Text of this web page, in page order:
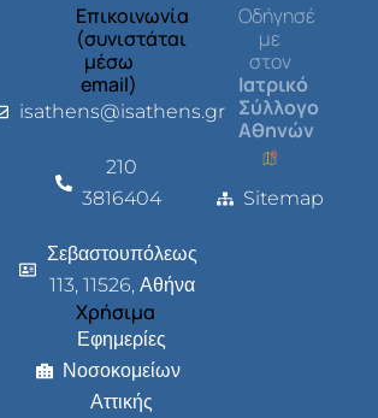
Επικοινωνία
(συνιστάται
μέσω
email)
isathens@isathens.gr
210
3816404
Σεβαστουπόλεως
113, 11526, Αθήνα
Χρήσιμα
Εφημερίες
Νοσοκομείων
Αττικής
Οδήγησέ
με
στον
Ιατρικό
Σύλλογο
Αθηνών
Sitemap